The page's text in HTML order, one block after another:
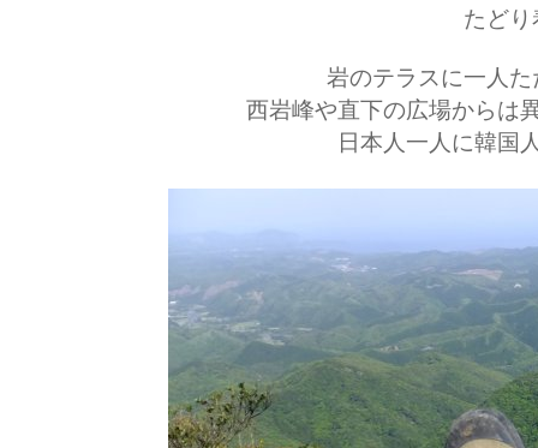
たど
岩のテラスに一人
西岩峰や直下の広場からは
日本人一人に韓国